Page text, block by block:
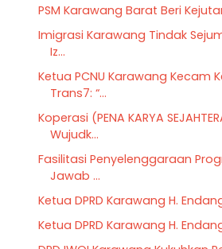
PSM Karawang Barat Beri
Imigrasi Karawang Tindak
Iz...
Ketua PCNU Karawang Kecam
Trans7: “...
Koperasi (PENA KARYA
Wujudk...
Fasilitasi Penyelenggaraan
Jawab ...
Ketua DPRD Karawang H. Endang
Ketua DPRD Karawang H. Endang